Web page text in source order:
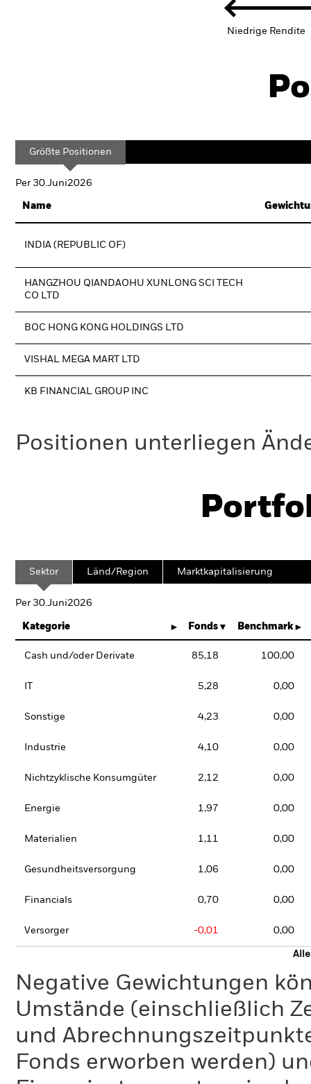
Niedrige Rendite
Größte Positionen
Per 30.Juni2026
Name
INDIA (REPUBLIC OF)
HANGZHOU QIANDAOHU XUNLONG SCI TECH
CO LTD
BOC HONG KONG HOLDINGS LTD
VISHAL MEGA MART LTD
KB FINANCIAL GROUP INC
Positionen unterliegen
Sektor Länd/Region Marktkapitalisierung
Per 30.Juni2026
Kategorie Fonds Benchmark
Cash und/oder Derivate 85,18 100,00
5,28 0,00
Sonstige 4,23 0,00
Industrie 4,10 0,00
Nichtzyklische Konsumgüter 2,12 0,00
Energie 1,97 0,00
Materialien 1,11 0,00
Gesundheitsversorgung 1,06 0,00
Financials 0,70 0,00
Versorger -0,01 0,00
Negative Gewichtungen
Umstände (einschließlich
und
Fonds erworben werden)